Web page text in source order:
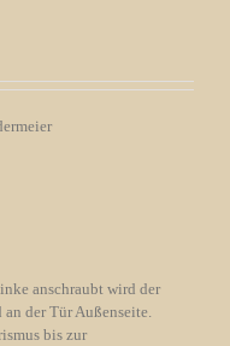
anschraubt wird der
der Tür Außenseite.
bis zur